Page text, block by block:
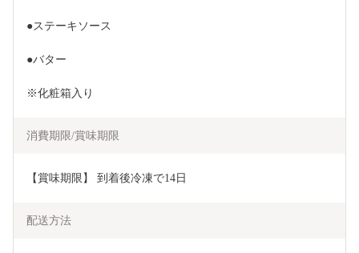
●ステーキソース
●バター
※化粧箱入り
消費期限/賞味期限
【賞味期限】 到着後冷凍で14日
配送方法